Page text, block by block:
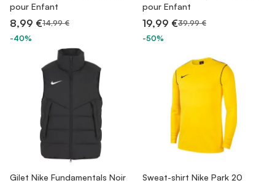
pour Enfant
8,99 €14,99 €
-40%
pour Enfant
19,99 €39,99 €
-50%
Gilet Nike Fundamentals Noir
Sweat-shirt Nike Park 20